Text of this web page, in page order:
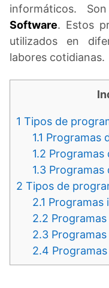
informáticos.
Software. Estos
utilizados en
labores cotidianas.
1 Tipos de
1.1 Programas
1.2 Programas
1.3 Programas
2 Tipos de
2.1 Programas
2.2
2.3
2.4